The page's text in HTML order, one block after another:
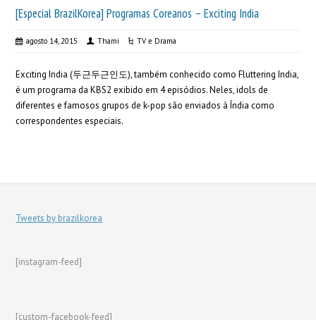
[Especial BrazilKorea] Programas Coreanos – Exciting India
agosto 14, 2015 Thami TV e Drama
Exciting India (두근두근인도), também conhecido como Fluttering India,
é um programa da KBS2 exibido em 4 episódios. Neles, idols de
diferentes e famosos grupos de k-pop são enviados à Índia como
correspondentes especiais.
Tweets by brazilkorea
[instagram-feed]
[custom-facebook-feed]